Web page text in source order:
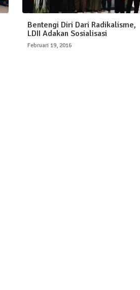
Bentengi Diri Dari Radikalisme,
LDII Adakan Sosialisasi
Februari 19, 2016